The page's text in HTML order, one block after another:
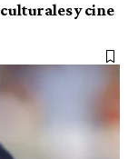
y cine